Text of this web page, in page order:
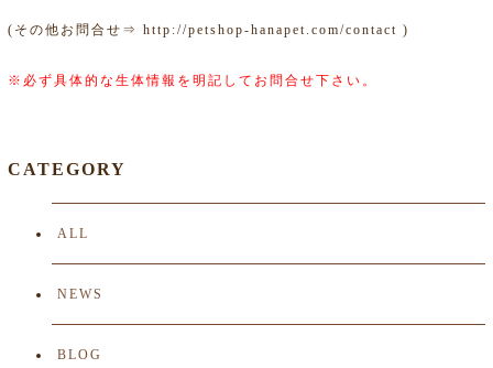
(その他お問合せ⇒ http://petshop-hanapet.com/contact )
※必ず具体的な生体情報を明記してお問合せ下さい。
CATEGORY
ALL
NEWS
BLOG